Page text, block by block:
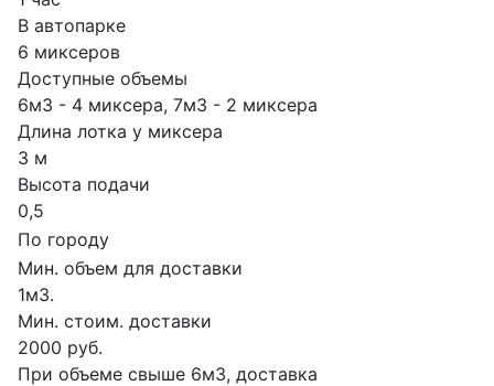
В автопарке
6 миксеров
Доступные объемы
6м3 - 4 миксера, 7м3 - 2 миксера
Длина лотка у миксера
3 м
Высота подачи
0,5
По городу
Мин. объем для доставки
1м3.
Мин. стоим. доставки
2000 руб.
При объеме свыше 6м3, доставка